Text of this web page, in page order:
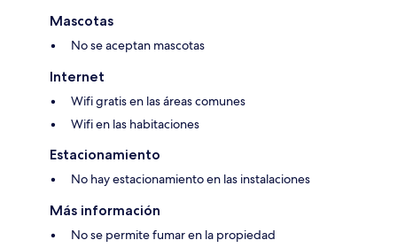
Mascotas
No se aceptan mascotas
Internet
Wifi gratis en las áreas comunes
Wifi en las habitaciones
Estacionamiento
No hay estacionamiento en las instalaciones
Más información
No se permite fumar en la propiedad